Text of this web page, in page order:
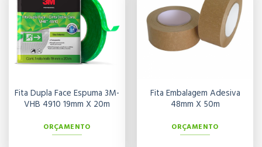
aos meus
desejos
Fita Dupla Face Espuma 3M-
VHB 4910 19mm X 20m
ORÇAMENTO
aos meus
desejos
Fita Embalagem Adesiva
48mm X 50m
ORÇAMENTO